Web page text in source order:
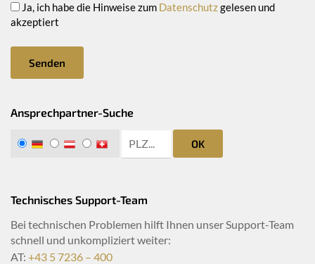
Ja, ich habe die Hinweise zum Datenschutzgelesen und
akzeptiert
Senden
Ansprechpartner-Suche
DE AT zip search
OK
Technisches Support-Team
Bei technischen Problemen hilft Ihnen unser Support-Team
schnell und unkompliziert weiter:
AT: +43 5 7236 – 400